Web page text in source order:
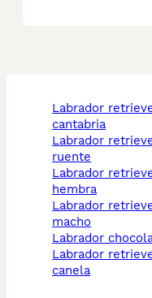
labrador retriever
cantabria
labrador retriever
ruente
labrador retriever
hembra
labrador retriever
macho
labrador
labrador retriever
canela